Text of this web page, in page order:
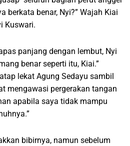
berkata benar, Nyi?” Wajah Kiai
Kuswari.
panjang dengan lembut, Nyi
benar seperti itu, Kiai.”
lekat Agung Sedayu sambil
mengawasi pergerakan tangan
apabila saya tidak mampu
bibirnya, namun sebelum